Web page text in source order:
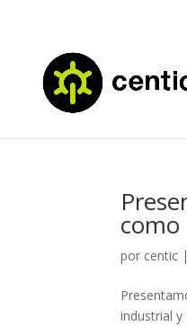
como
por centic |
industrial